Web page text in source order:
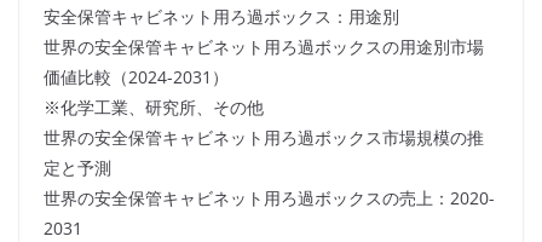
安全保管キャビネット用ろ過ボックス：用途別
世界の安全保管キャビネット用ろ過ボックスの用途別市場
価値比較（2024-2031）
※化学工業、研究所、その他
世界の安全保管キャビネット用ろ過ボックス市場規模の推
定と予測
世界の安全保管キャビネット用ろ過ボックスの売上：2020-
2031